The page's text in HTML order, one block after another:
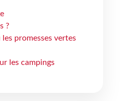
?
promesses vertes
les campings